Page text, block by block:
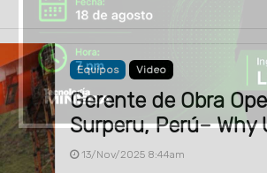
Equipos Video
Gerente de Obra
Surperu, Perú– Why
13/Nov/2025 8:44am